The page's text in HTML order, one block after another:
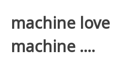
machine love
machine ....